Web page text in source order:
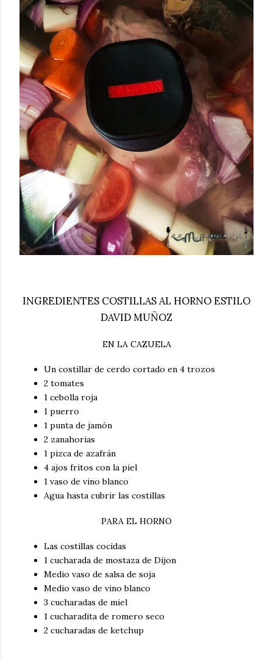
INGREDIENTES COSTILLAS AL HORNO ESTILO
DAVID MUÑOZ
EN LA CAZUELA
Un costillar de cerdo cortado en 4 trozos
2 tomates
1 cebolla roja
1 puerro
1 punta de jamón
2 zanahorias
1 pizca de azafrán
4 ajos fritos con la piel
1 vaso de vino blanco
Agua hasta cubrir las costillas
PARA EL HORNO
Las costillas cocidas
1 cucharada de mostaza de Dijon
Medio vaso de salsa de soja
Medio vaso de vino blanco
3 cucharadas de miel
1 cucharadita de romero seco
2 cucharadas de ketchup